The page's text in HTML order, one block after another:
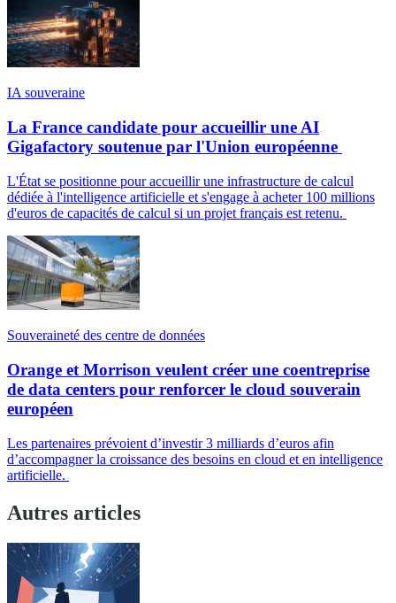
IA souveraine
La France candidate pour accueillir une AI
Gigafactory soutenue par l'Union européenne
L'État se positionne pour accueillir une infrastructure de calcul
dédiée à l'intelligence artificielle et s'engage à acheter 100 millions
d'euros de capacités de calcul si un projet français est retenu.
Souveraineté des centre de données
Orange et Morrison veulent créer une coentreprise
de data centers pour renforcer le cloud souverain
européen
Les partenaires prévoient d’investir 3 milliards d’euros afin
d’accompagner la croissance des besoins en cloud et en intelligence
artificielle.
Autres articles